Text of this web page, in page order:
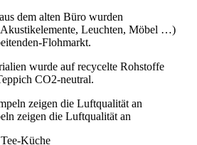
dem alten Büro wurden
Leuchten, Möbel …)
Flohmarkt.
wurde auf recycelte Rohstoffe
CO2-neutral.
zeigen die Luftqualität an